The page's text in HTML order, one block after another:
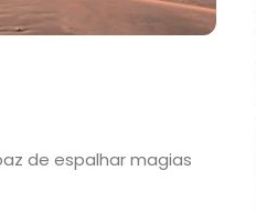
de espalhar magias